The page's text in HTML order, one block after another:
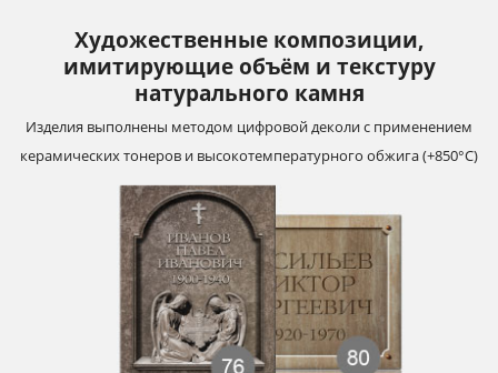
Художественные композиции,
имитирующие объём и текстуру
натурального камня
Изделия выполнены методом цифровой деколи с применением
керамических тонеров и высокотемпературного обжига (+850°С)